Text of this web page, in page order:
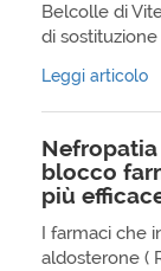
Belcolle di
di sostituzione
Leggi articolo
blocco
più
I farmaci che
aldosterone (